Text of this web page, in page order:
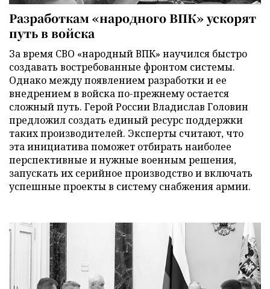
Разработкам «народного ВПК» ускорят
путь в войска
За время СВО «народный ВПК» научился быстро
создавать востребованные фронтом системы.
Однако между появлением разработки и ее
внедрением в войска по-прежнему остается
сложный путь. Герой России Владислав Головин
предложил создать единый ресурс поддержки
таких производителей. Эксперты считают, что
эта инициатива поможет отбирать наиболее
перспективные и нужные военным решения,
запускать их серийное производство и включать
успешные проекты в систему снабжения армии.